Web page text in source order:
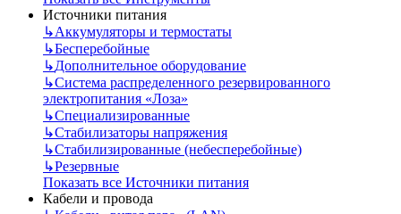
Источники питания
↳Аккумуляторы и термостаты
↳Бесперебойные
↳Дополнительное оборудование
↳Система распределенного резервированного
электропитания «Лоза»
↳Специализированные
↳Стабилизаторы напряжения
↳Стабилизированные (небесперебойные)
↳Резервные
Показать все Источники питания
Кабели и провода